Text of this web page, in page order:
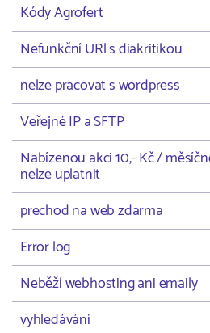
Kódy Agrofert
Nefunkční URl s diakritikou
nelze pracovat s wordpress
Veřejné IP a SFTP
Nabízenou akci 10,- Kč /
nelze uplatnit
prechod na web zdarma
Error log
Neběží webhosting ani emaily
vyhledávání